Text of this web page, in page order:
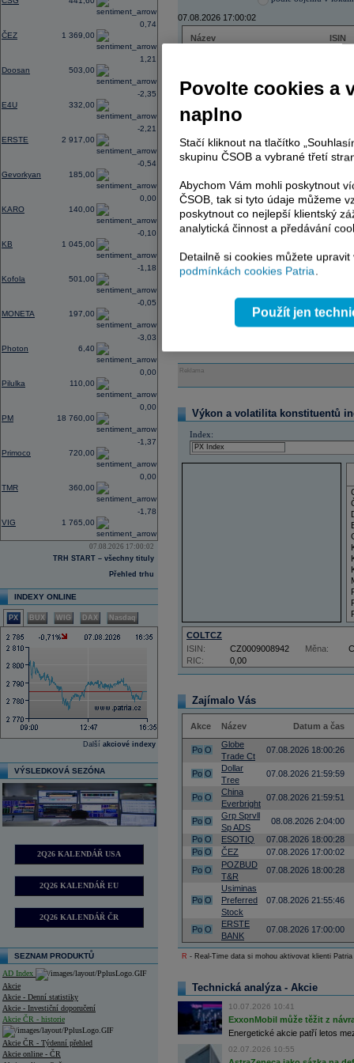
ČEZ 1 369,00
0,74
Doosan 503,00
1,21
E4U 332,00
-2,35
ERSTE 2 917,00
-2,21
Gevorkyan 185,00
-0,54
KARO 140,00
0,00
KB 1 045,00
-0,10
Kofola 501,00
-1,18
MONETA 197,00
-0,05
Photon 6,40
-3,03
Pilulka 110,00
0,00
PM 18 760,00
0,00
Primoco 720,00
-1,37
TMR 360,00
0,00
VIG 1 765,00
-1,78
07.08.2026 17:00:02
TRH START – všechny tituly
Přehled trhu
INDEXY ONLINE
PX BUX WIG DAX Nasdaq
Další akciové indexy
VÝSLEDKOVÁ SEZÓNA
2Q26 KALENDÁŘ USA
2Q26 KALENDÁŘ EU
2Q26 KALENDÁŘ ČR
SEZNAM PRODUKTŮ
AD Index
Akcie
Akcie - Denní statistiky
Akcie - Investiční doporučení
Akcie ČR - historie
Akcie ČR - Týdenní přehled
Akcie online - ČR
07.08.2026 17:00:02
Název
ISIN
ERSTE BANK
TMR
AD index - vývoj
Region
Reklama
Výkon a volatilita konstituentů
Index:
COLTCZ
RIC: 0,00
ISIN: CZ0009008942 Měna:
Zajímalo Vás
Akce Název Datum a čas
Po O
Globe
Trade Ct
07.08.2026 18:00:26
Po O
Dollar
Tree
07.08.2026 21:59:59
Po O
China
Everbright
07.08.2026 21:59:51
Po O
Grp Sprvll
Sp ADS
08.08.2026 2:04:00
Po O ESOTIQ
07.08.2026 18:00:28
Po O ČEZ
07.08.2026 17:00:02
Po O
POZBUD
T&R
07.08.2026 18:00:28
Po O
Usiminas
Preferred
Stock
07.08.2026 21:55:46
Po O
ERSTE
BANK
07.08.2026 17:00:00
R - Real-Time data si mohou aktivovat klienti
Technická analýza - Akcie
10.07.2026 10:41
ExxonMobil může těžit z
Energetické akcie patří letos
02.07.2026 10:55
Povolte cookies a
naplno
Stačí kliknout na tlačítko
skupinu ČSOB a vybrané třetí
Abychom Vám mohli poskytnout
ČSOB, tak si tyto údaje můžeme
poskytnout co nejlepší klientský
analytická činnost a předávání
Detailně si cookies můžete
podmínkách cookies Patria.
Použít jen